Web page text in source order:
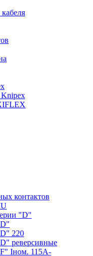
контактов
"D"
220
реверсивные
Iном. 115А-